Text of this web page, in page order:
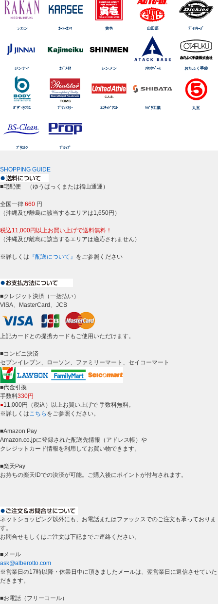
ラカン ｶｰｼｰｶｼﾏ 寅壱 山田辰 ﾃﾞｨｯｷｰｽﾞ
ジンナイ ｶｼﾞﾒｲｸ シンメン ｱﾀｯｸﾍﾞｰｽ おたふく手袋
ﾎﾞﾃﾞｨﾀﾌﾈｽ ﾌﾟﾘﾝﾄｽﾀｰ ﾕﾆﾃｯﾄﾞｱｽﾚ ｼﾊﾞﾗ工業 丸五
ﾌﾞﾗｽﾄﾝ ﾌﾟﾛｯﾌﾟ
SHOPPING GUIDE
■宅配便 （ゆうぱっくまたは福山通運）
全国一律 660 円
（沖縄及び離島に該当するエリアは1,650円）
税込11,000円以上お買い上げで送料無料！
（沖縄及び離島に該当するエリアは適応されません）
※詳しくは 『配送について』 をご参照ください
■クレジット決済（一括払い）
VISA、MasterCard、JCB
上記カードとの提携カードもご使用いただけます。
■コンビニ決済
セブンイレブン、ローソン、ファミリーマート、セイコーマート
■代金引換
手数料330円
●11,000円（税込）以上お買い上げで 手数料無料。
※詳しくはこちら をご参照ください。
■Amazon Pay
Amazon.co.jpに登録された配送先情報（アドレス帳）や
クレジットカード情報を利用してお買い物できます。
■楽天Pay
お持ちの楽天IDでの決済が可能。ご購入後にポイントが付与されます。
ネットショッピング以外にも、お電話またはファックスでのご注文も承っておりま
す。
お問合せもしくはご注文は下記までご連絡ください。
■メール
ask@alberotto.com
※営業日の17時以降・休業日中に頂きましたメールは、翌営業日に返信させていた
だきます。
■お電話（フリーコール）